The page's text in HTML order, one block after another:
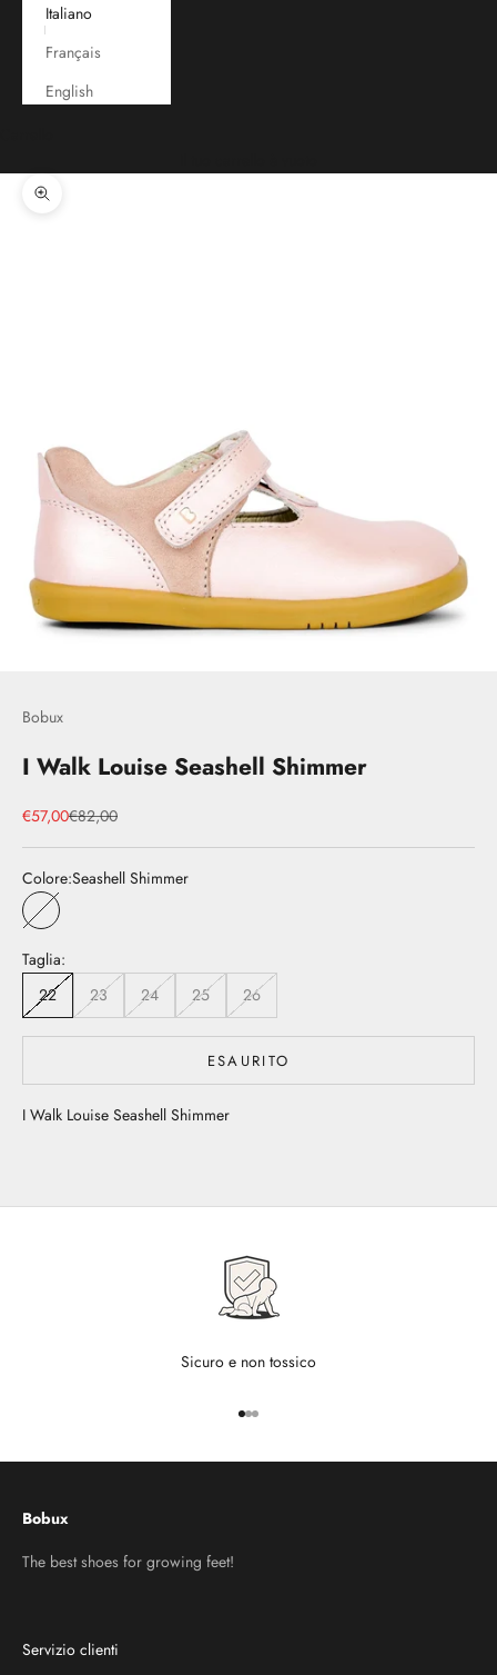
Italiano
Français
English
Ingrandisci immagine
Bobux
I Walk Louise Seashell Shimmer
Prezzo scontato
€57,00Prezzo
€82,00
Colore:Seashell Shimmer
Seashell Shimmer
Taglia:
22
23 24 25 26
ESAURITO
I Walk Louise Seashell Shimmer
Sicuro e non tossico
Vai all'articolo 1
Vai all'articolo 2
Vai all'articolo 3
Bobux
The best shoes for growing feet!
Servizio clienti